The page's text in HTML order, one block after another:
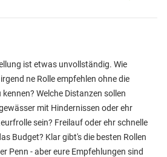
ist etwas unvollständig. Wie
ne Rolle empfehlen ohne die
Welche Distanzen sollen
mit Hindernissen oder ehr
sein? Freilauf oder ehr schnelle
Budget? Klar gibt's die besten Rollen
Penn - aber eure Empfehlungen sind